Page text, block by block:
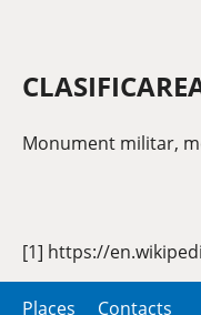
Monument militar,
[1] https://
Places Contacts